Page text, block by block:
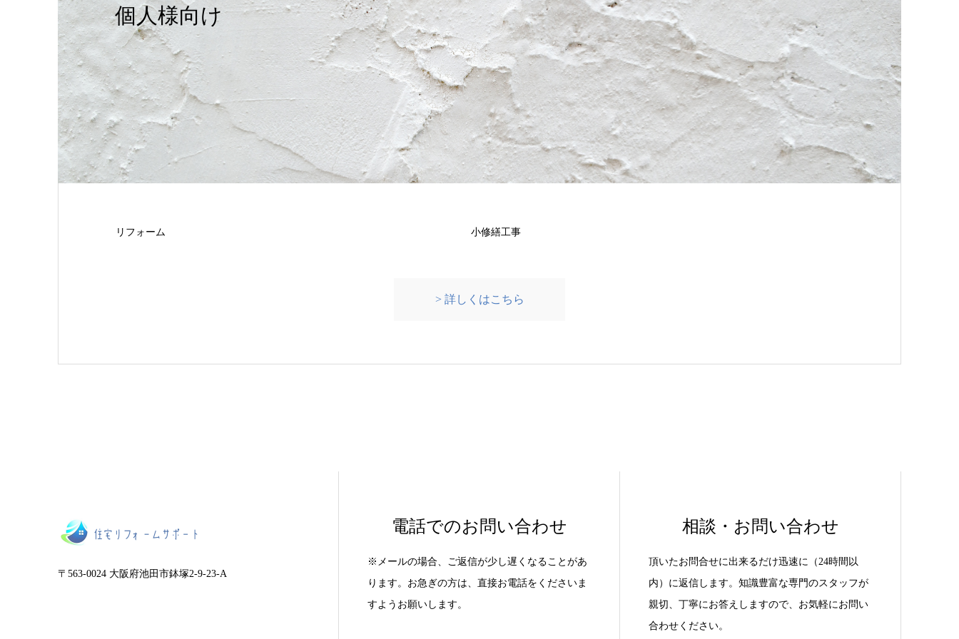
個人様向け
リフォーム 小修繕工事
> 詳しくはこちら
〒563-0024 大阪府池田市鉢塚2-9-23-A
電話でのお問い合わせ
※メールの場合、ご返信が少し遅くなることがあ
ります。お急ぎの方は、直接お電話をくださいま
すようお願いします。
相談・お問い合わせ
頂いたお問合せに出来るだけ迅速に（24時間以
内）に返信します。知識豊富な専門のスタッフが
親切、丁寧にお答えしますので、お気軽にお問い
合わせください。